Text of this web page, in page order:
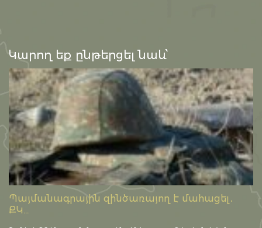
Կարող եք ընթերցել նաև՝
Պայմանագրային զինծառայող է մահացել․
ՔԿ...